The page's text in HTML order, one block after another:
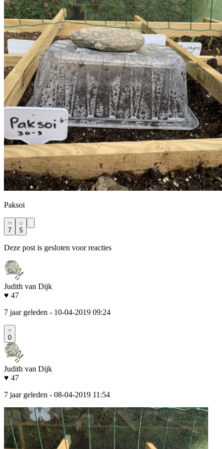
Paksoi
7 5
Deze post is gesloten voor reacties
Judith van Dijk
♥ 47
7 jaar geleden - 10-04-2019 09:24
0
Judith van Dijk
♥ 47
7 jaar geleden - 08-04-2019 11:54